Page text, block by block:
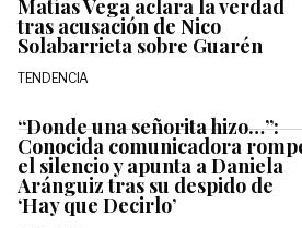
Matías Vega aclara la verdad
tras acusación de Nico
Solabarrieta sobre Guarén
TENDENCIA
“Donde una señorita hizo…”:
Conocida comunicadora
el silencio y apunta a Daniela
Aránguiz tras su despido de
‘Hay que Decirlo’